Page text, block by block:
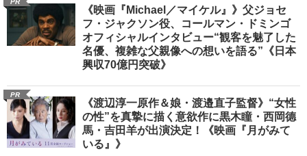
PR
《映画『Michael／マイケル』》父ジョセ
フ・ジャクソン役、コールマン・ドミンゴ
オフィシャルインタビュー“観客を魅了した
名優、複雑な父親像への想いを語る”《日本
興収70億円突破》
PR
《渡辺淳一原作＆娘・渡邉直子監督》“女性
の性”を真摯に描く意欲作に黒木瞳・西岡德
馬・吉田羊が出演決定！《映画『月がみて
いる』》